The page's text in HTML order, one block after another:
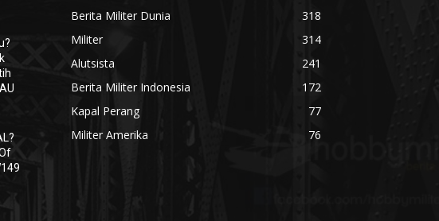
Berita Militer Dunia
318
Militer
314
Alutsista
241
Berita Militer Indonesia
172
Kapal Perang
77
Militer Amerika
76